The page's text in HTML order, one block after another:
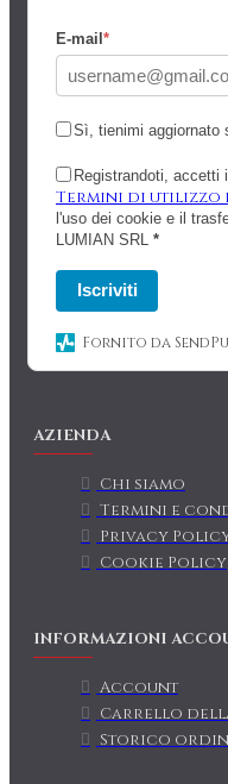
E-mail *
Sì, tienimi aggiornato
Registrandoti, accetti
Termini di utilizzo
l'uso dei cookie e il
LUMIAN SRL *
Iscriviti
Fornito da
AZIENDA
Chi siamo
Termini e
Privacy
Cookie Policy
INFORMAZIONI
Account
Carrello della
Storico